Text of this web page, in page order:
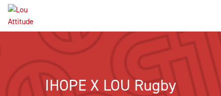
Aller
contenu
IHOPE X LOU Rugby
Panneau de gestion des cookies